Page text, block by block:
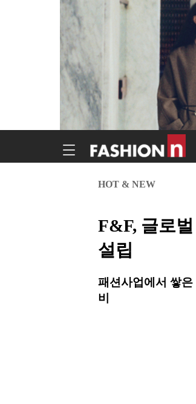
HOT & NEW
F&F, 글로
설립
패션사업에서 쌓
비